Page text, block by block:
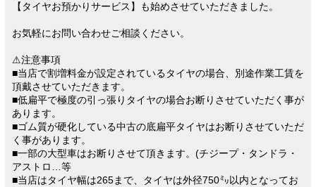
【タイヤお預かりサービス】も始めさせていただきました。
お気軽にお問い合わせご相談ください。
⚠注意事項
■当店で割増料金が設定されているタイヤの場合、別途作業工賃を
頂戴させていただきます。
■低扁平で極度の引っ張りタイヤの場合お断りさせていただく事が
あります。
■ゴム質が硬化している中古の底扁平タイヤはお断りさせていただ
く事があります。
■一部の大型車はお断りさせて頂きます。(チジープ・タンドラ・
アストロ…等
■当店はタイヤ幅は265まで、タイヤは外径750㍉以内となってお